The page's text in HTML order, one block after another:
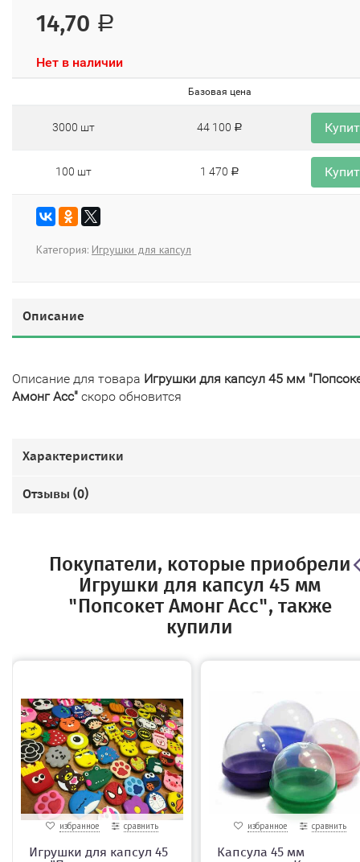
14,70 Р
Нет в наличии
Базовая цена
3000 шт 44 100 Р
100 шт 1 470 Р
Категория: Игрушки для капсул
Описание
Описание для товара Игрушки для капсул 45 мм
Амонг Асс" скоро обновится
Характеристики
Отзывы (0)
Покупатели, которые приобрели
Игрушки для капсул 45 мм
"Попсокет Амонг Асс", также
купили
избранное сравнить
Игрушки для капсул 45
избранное сравнить
Капсула 45 мм